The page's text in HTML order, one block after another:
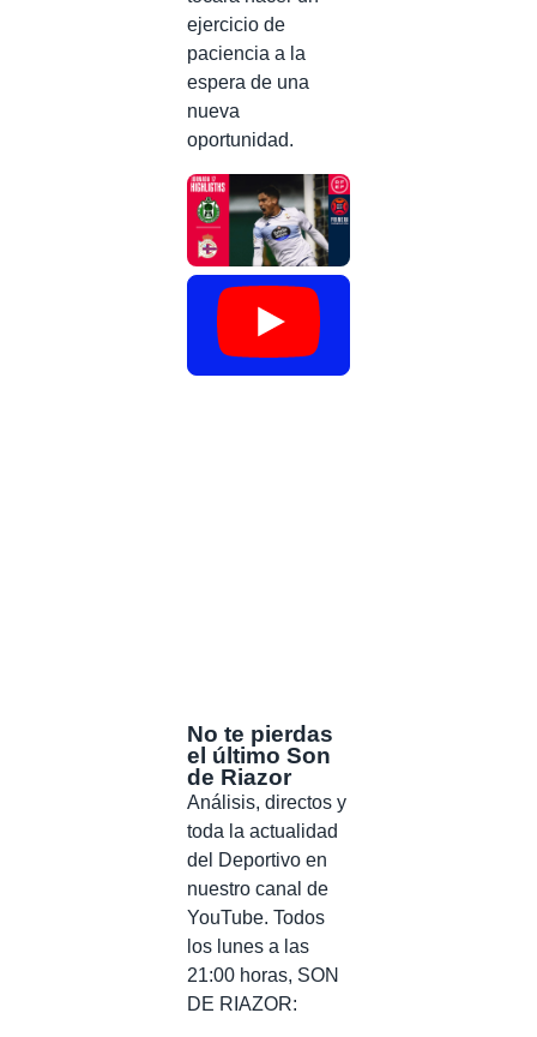
ejercicio de
paciencia a la
espera de una
nueva
oportunidad.
No te pierdas
el último Son
de Riazor
Análisis, directos y
toda la actualidad
del Deportivo en
nuestro canal de
YouTube. Todos
los lunes a las
21:00 horas, SON
DE RIAZOR: